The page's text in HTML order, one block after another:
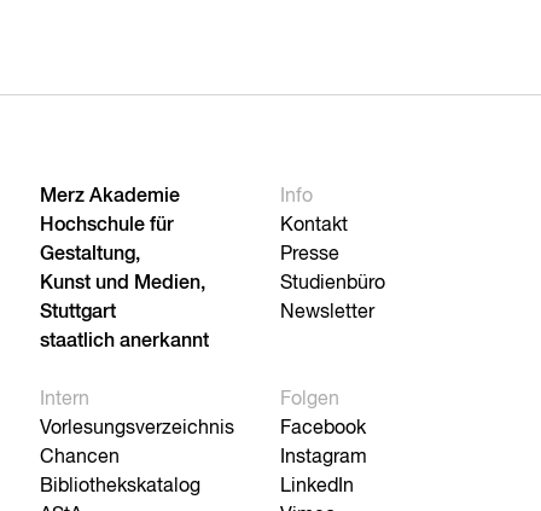
Merz Akademie
Hochschule für
Gestaltung,
Kunst und Medien,
Stuttgart
staatlich anerkannt
Info
Kontakt
Presse
Studienbüro
Newsletter
Intern
Vorlesungsverzeichnis
Chancen
Bibliothekskatalog
Folgen
Facebook
Instagram
LinkedIn